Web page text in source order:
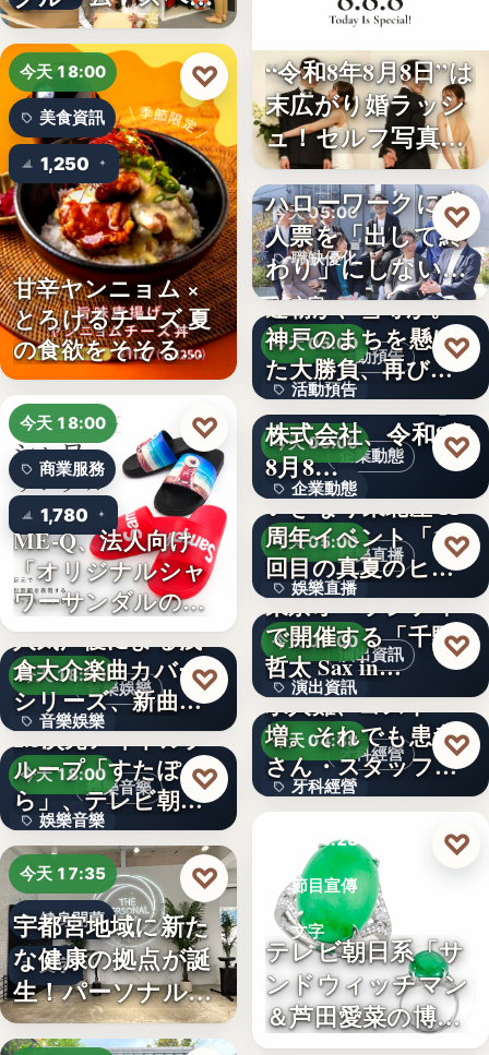
ボ東武宇…
今天 18:00
美食資訊
1,250
甘辛ヤンニョム ×
とろけるチーズ 夏
の食欲をそそる
“旨…
♡
今天 18:00
商業服務
1,780
ME-Q、法人向け
「オリジナルシャ
ワーサンダルの
OEM制…
♡
音樂娛樂
今天 18:00
音樂娛樂
1位
人気声優による浅
倉大介楽曲カバー
シリーズ、新曲が
配信チャ…
♡
娛樂音樂
今天 18:00
娛樂音樂
4
2.5次元アイドルグ
ループ「すたぽ
ら」、テレビ朝日
系全国…
♡
今天 17:35
健身開幕
文字
宇都宮地域に新た
な健康の拠点が誕
生！パーソナルジ
ム「…
♡
“令和8年8月8日”は
末広がり婚ラッシ
ュ！セルフ写真館
「…
今天 05:00
職缺優化
文字
ハローワークに求
人票を「出して終
わり」にしない。
求人票・…
♡
活動預告
今天 05:00
活動預告
300人
連覇か、雪辱か。
神戸のまちを懸け
た大勝負、再び！
…
♡
企業動態
今天 05:00
企業動態
文字
Internnect Group
株式会社、令和8年
8月8…
♡
娛樂直播
今天 05:00
娛樂直播
11
いぎなり東北産 11
周年イベント「11
回目の真夏のヒロ
イ…
♡
演出資訊
今天 05:00
演出資訊
3
東京オペラシティ
で開催する「千野
哲太 Sax in…
♡
牙科經營
今天 04:38
牙科經營
求人難、コスト
増。それでも患者
さん・スタッフ・
院長を豊か…
♡
今天 04:28
節目宣傳
文字
テレビ朝日系「サ
ンドウィッチマン
＆芦田愛菜の博士
♡